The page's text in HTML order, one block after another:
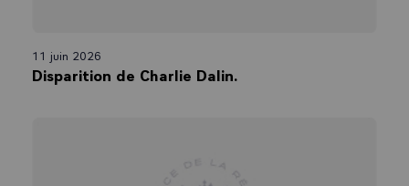
11 juin 2026
Disparition de Charlie Dalin.